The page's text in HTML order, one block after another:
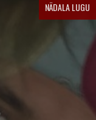
NÄDALA LUGU